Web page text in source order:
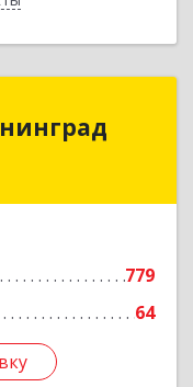
779
64
Калининград г,